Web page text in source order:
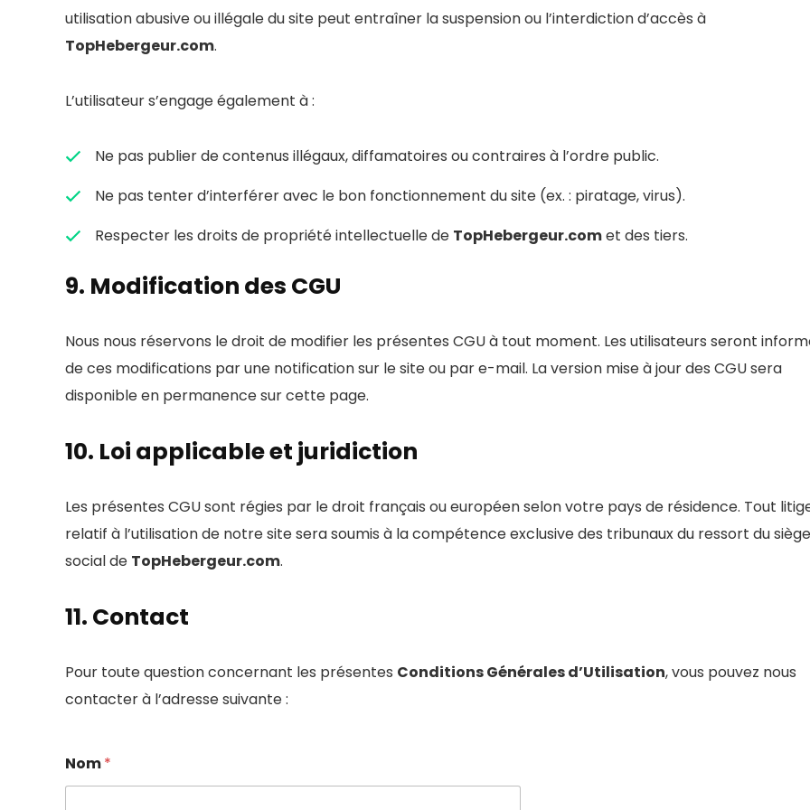
utilisation abusive ou illégale du site peut entraîner la suspension ou l’interdiction d’accès à
TopHebergeur.com.
L’utilisateur s’engage également à :
Ne pas publier de contenus illégaux, diffamatoires ou contraires à l’ordre public.
Ne pas tenter d’interférer avec le bon fonctionnement du site (ex. : piratage, virus).
Respecter les droits de propriété intellectuelle de TopHebergeur.comet des tiers.
9. Modification des CGU
Nous nous réservons le droit de modifier les présentes CGU à tout moment. Les utilisateurs seront
de ces modifications par une notification sur le site ou par e-mail. La version mise à jour des CGU sera
disponible en permanence sur cette page.
10. Loi applicable et juridiction
Les présentes CGU sont régies par le droit français ou européen selon votre pays de résidence. Tout
relatif à l’utilisation de notre site sera soumis à la compétence exclusive des tribunaux du ressort du siège
social de TopHebergeur.com.
11. Contact
Pour toute question concernant les présentes Conditions Générales d’Utilisation, vous pouvez nous
contacter à l’adresse suivante :
*
M
Nom*